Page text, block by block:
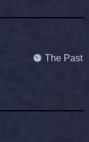
The Past